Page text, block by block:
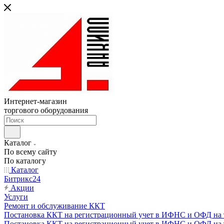
Интернет-магазин
торгового оборудования
Каталог
По всему сайту
По каталогу
Каталог
Битрикс24
Акции
Услуги
Ремонт и обслуживание ККТ
Постановка ККТ на регистрационный учет в ИФНС и ОФД на